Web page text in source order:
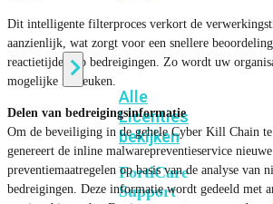
Licentie
Alle
Licenties
bekijken
FortiCare
Support
Dit intelligente filterproces verkort de
aanzienlijk, wat zorgt voor een snellere
reactietijden op bedreigingen. Zo wordt uw
mogelijke inbreuken.
Delen van bedreigingsinformatie
Om de beveiliging in de gehele Cyber ​​Kill Chain te
genereert de inline malwarepreventieservice nieuwe
preventiemaatregelen op basis van de analyse van
bedreigingen. Deze informatie wordt gedeeld met